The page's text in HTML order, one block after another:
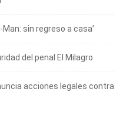
sin regreso a casa’
del penal El Milagro
acciones legales contra